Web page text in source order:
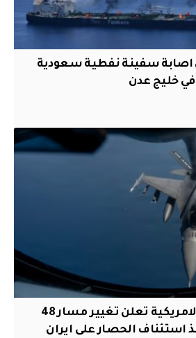
اصابة سفينة نفطية سعودية
خليج عدن
القيادة المركزية الامريكية تعلن تغيير مسار 48
استئناف الحصار على ايران